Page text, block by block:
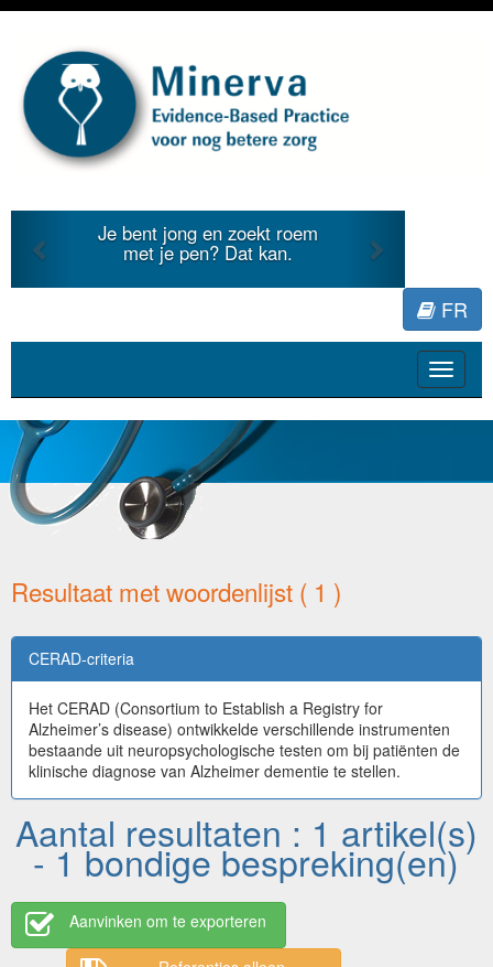
Je bent jong en zoekt roem
met je pen? Dat kan.
Previous
FR
Toggle
Resultaat met woordenlijst ( 1 )
CERAD-criteria
Het CERAD (Consortium to Establish a Registry for
Alzheimer’s disease) ontwikkelde verschillende instrumenten
bestaande uit neuropsychologische testen om bij patiënten de
klinische diagnose van Alzheimer dementie te stellen.
Aantal resultaten : 1 artikel(s)
- 1 bondige bespreking(en)
Aanvinken om te exporteren